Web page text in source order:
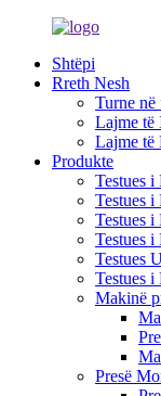
Shtëpi
Rreth Nesh
Turne në
Lajme të
Lajme të
Produkte
Testues i
Testues i
Testues i
Testues
Testues
Testues i
Makinë
Presë